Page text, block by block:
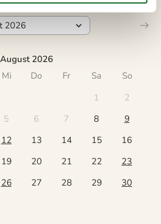
August 2026
Mi Do Fr Sa
So
1
2
5 6 7 8
9
12 13 14 15
16
19 20 21 22
23
26 27 28 29
30